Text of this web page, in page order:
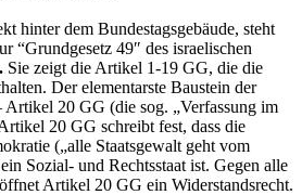
hinter dem Bundestagsgebäude, steht
“Grundgesetz 49″ des israelischen
Sie zeigt die Artikel 1-19 GG, die die
Der elementarste Baustein der
Artikel 20 GG (die sog. „Verfassung im
20 GG schreibt fest, dass die
(„alle Staatsgewalt geht vom
Sozial- und Rechtsstaat ist. Gegen alle
Artikel 20 GG ein Widerstandsrecht.